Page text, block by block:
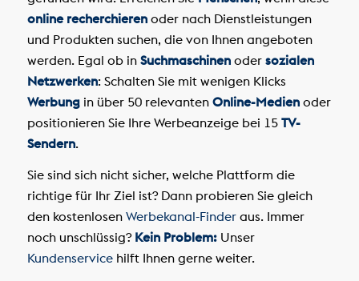
online recherchierenoder nach Dienstleistungen
und Produkten suchen, die von Ihnen angeboten
werden. Egal ob in Suchmaschinenoder sozialen
Netzwerken: Schalten Sie mit wenigen Klicks
Werbungin über 50 relevanten Online-Medien oder
positionieren Sie Ihre Werbeanzeige bei 15 TV-
Sendern.
Sie sind sich nicht sicher, welche Plattform die
richtige für Ihr Ziel ist? Dann probieren Sie gleich
den kostenlosen Werbekanal-Finderaus. Immer
noch unschlüssig? Kein Problem:Unser
Kundenservicehilft Ihnen gerne weiter.